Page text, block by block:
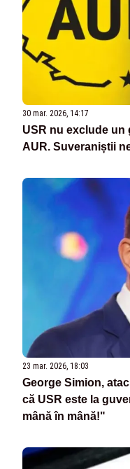
30 mar. 2026, 14:17
USR nu exclude
AUR. Suveraniștii
23 mar. 2026, 18:03
George Simion,
că USR este la
mână în mână!"